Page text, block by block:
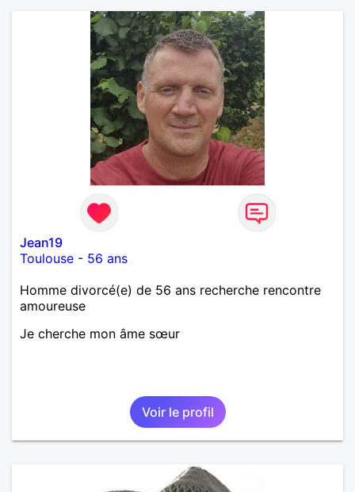
Jean19
Toulouse - 56 ans
Homme divorcé(e) de 56 ans recherche rencontre
amoureuse
Je cherche mon âme sœur
Voir le profil